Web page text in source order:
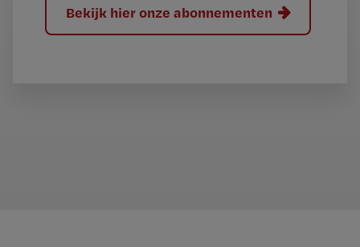
Bekijk hier onze abonnementen